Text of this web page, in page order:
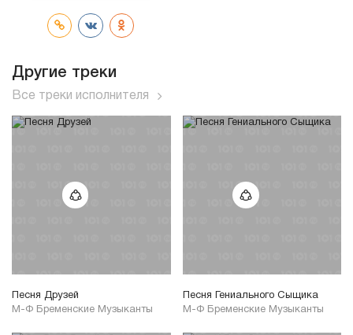
Другие треки
Все треки исполнителя
Песня Друзей
М-Ф Бременские Музыканты
Песня Гениального Сыщика
М-Ф Бременские Музыканты